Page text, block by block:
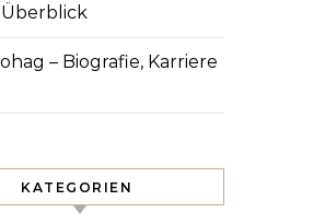
– Biografie, Karriere
KATEGORIEN